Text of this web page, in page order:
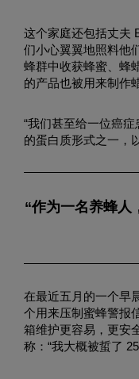
这个家庭还包括丈夫
们小心翼翼地照料他
蜂群中收获蜂蜜、蜂
的产品也被用来制作
“我们甚至给一位癌
的蛋白质形式之一，
“作为一名养蜂人
在最近五月的一个早
个用来压制蜜蜂警报
箱维护更容易，更安
称：“我大概被蜇了